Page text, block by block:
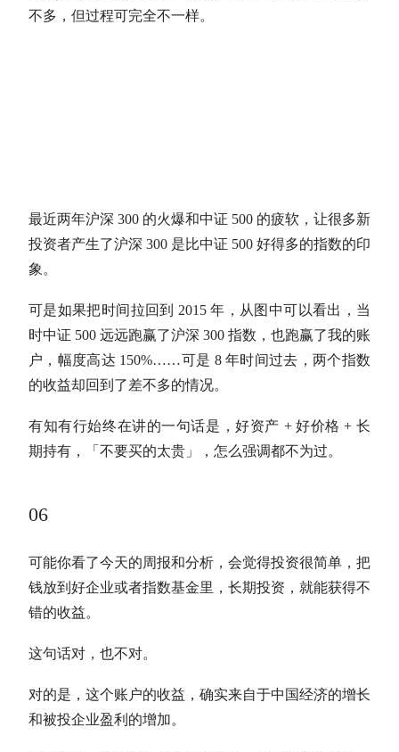
不多，但过程可完全不一样。
最近两年沪深 300 的火爆和中证 500 的疲软，让很多新
投资者产生了沪深 300 是比中证 500 好得多的指数的印
象。
可是如果把时间拉回到 2015 年，从图中可以看出，当
时中证 500 远远跑赢了沪深 300 指数，也跑赢了我的账
户，幅度高达 150%……可是 8 年时间过去，两个指数
的收益却回到了差不多的情况。
有知有行始终在讲的一句话是，好资产 + 好价格 + 长
期持有，「不要买的太贵」，怎么强调都不为过。
06
可能你看了今天的周报和分析，会觉得投资很简单，把
钱放到好企业或者指数基金里， 长期投资 ，就能获得不
错的收益。
这句话对，也不对。
对的是，这个账户的收益，确实来自于中国经济的增长
和被投企业盈利的增加。